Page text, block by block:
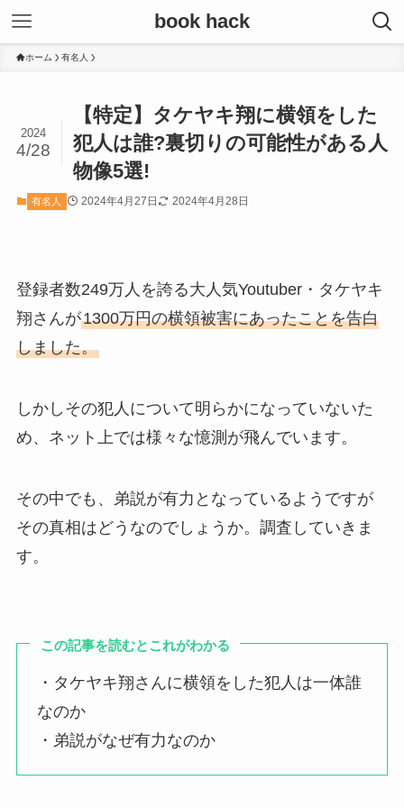
book hack
ホーム 有名人
【特定】タケヤキ翔に横領をした
犯人は誰?裏切りの可能性がある人
物像5選!
2024
4/28
有名人 2024年4月27日 2024年4月28日
登録者数249万人を誇る大人気Youtuber・タケヤキ
翔さんが1300万円の横領被害にあったことを告白
しました。
しかしその犯人について明らかになっていないた
め、ネット上では様々な憶測が飛んでいます。
その中でも、弟説が有力となっているようですが
その真相はどうなのでしょうか。調査していきま
す。
この記事を読むとこれがわかる
・タケヤキ翔さんに横領をした犯人は一体誰
なのか
・弟説がなぜ有力なのか